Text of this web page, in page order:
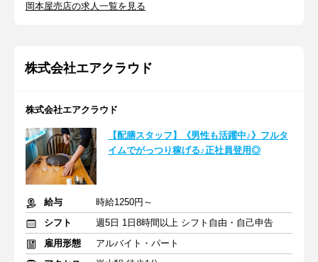
岡本屋売店の求人一覧を見る
株式会社エアクラウド
株式会社エアクラウド
【配膳スタッフ】《男性も活躍中♪》フルタ
イムでがっつり稼げる♪正社員登用◎
給与
時給1250円～
シフト
週5日 1日8時間以上 シフト自由・自己申告
雇用形態
アルバイト・パート